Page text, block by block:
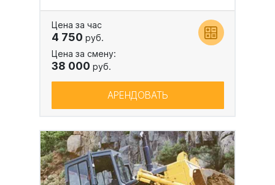
Цена за час
4 750 руб.
Цена за смену:
38 000 руб.
АРЕНДОВАТЬ